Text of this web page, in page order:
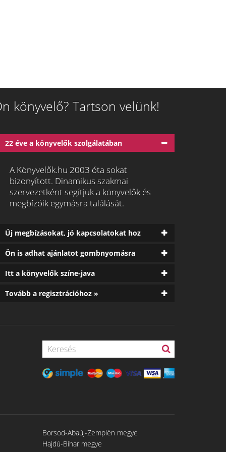
könyvelő? Tartson velünk!
22 éve a könyvelők szolgálatában
A Könyvelők.hu 2003 óta sokat
bizonyított. Dinamikus szakmai
szervezetként segítjük a könyvelők és
megbízóik egymásra találását.
Új megbízásokat, jó kapcsolatokat hoz
Ön is adhat ajánlatot gombnyomásra
Itt a könyvelők színe-java
Tovább a regisztrációhoz »
Borsod-Abaúj-Zemplén megye
Hajdú-Bihar megye